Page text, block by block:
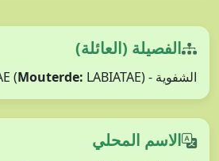
الفصيلة (العائلة)
الشفوية - LAMIACEAE ( Mouterde: LABIATAE)
الاسم المحلي